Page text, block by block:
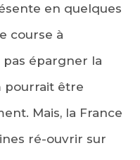
en quelques
course à
pas épargner la
pourrait être
Mais, la France
ré-ouvrir sur